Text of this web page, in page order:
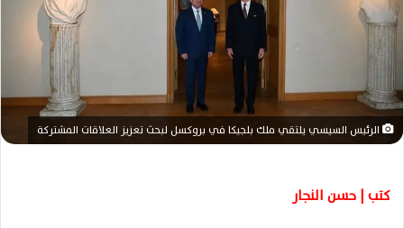
ت
ر
و
ي
الرئيس السيسي يلتقي ملك بلجيكا في بروكسل لبحث تعزيز العلاقات المشتركة
كتب | حسن النجار